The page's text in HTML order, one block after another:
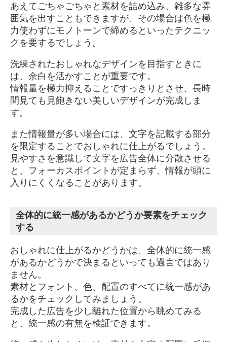
あえてごちゃごちゃと素材を詰め込み、雑多な雰
囲気を出すこともできますが、その場合は色を極
力使わずにモノトーンで締めるといったテクニッ
クを要するでしょう。
洗練されたおしゃれなデザインを目指すときに
は、余白を活かすことが重要です。
情報量を極力抑えることですっきりとさせ、長時
間見ても見飽きない美しいデザインが完成しま
す。
また情報量が多い場合には、文字を記載する部分
を限定することでおしゃれに仕上がるでしょう。
見やすさを意識して文字を広告全体に分散させる
と、フォーカスポイントが定まらず、情報が頭に
入りにくくなることがあります。
全体的に統一感があるかどうか要素をチェック
する
おしゃれに仕上がるかどうかは、全体的に統一感
があるかどうかで決まるといっても過言ではあり
ません。
素材とフォント、色、配置のすべてに統一感があ
るかをチェックしてみましょう。
完成した広告を少し離れた位置から眺めてみる
と、統一感の有無を検証できます。